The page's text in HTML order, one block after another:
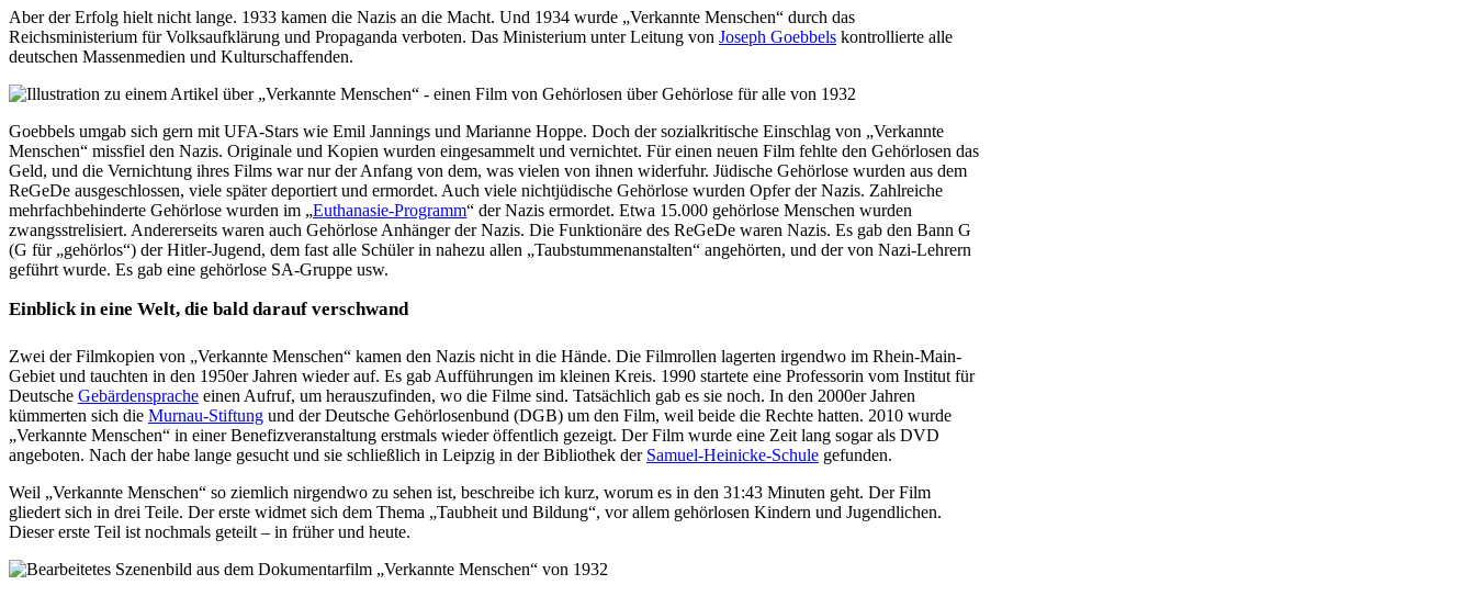
Aber der Erfolg hielt nicht lange. 1933 kamen die Nazis an die Macht. Und 1934 wurde „Verkannte Menschen“ durch das
Reichsministerium für Volksaufklärung und Propaganda verboten. Das Ministerium unter Leitung von Joseph Goebbels kontrollierte alle
deutschen Massenmedien und Kulturschaffenden.
Goebbels umgab sich gern mit UFA-Stars wie Emil Jannings und Marianne Hoppe. Doch der sozialkritische Einschlag von „Verkannte
Menschen“ missfiel den Nazis. Originale und Kopien wurden eingesammelt und vernichtet. Für einen neuen Film fehlte den Gehörlosen das
Geld, und die Vernichtung ihres Films war nur der Anfang von dem, was vielen von ihnen widerfuhr. Jüdische Gehörlose wurden aus dem
ReGeDe ausgeschlossen, viele später deportiert und ermordet. Auch viele nichtjüdische Gehörlose wurden Opfer der Nazis. Zahlreiche
mehrfachbehinderte Gehörlose wurden im „Euthanasie-Programm“ der Nazis ermordet. Etwa 15.000 gehörlose Menschen wurden
zwangsstrelisiert. Andererseits waren auch Gehörlose Anhänger der Nazis. Die Funktionäre des ReGeDe waren Nazis. Es gab den Bann G
(G für „gehörlos“) der Hitler-Jugend, dem fast alle Schüler in nahezu allen „Taubstummenanstalten“ angehörten, und der von Nazi-Lehrern
geführt wurde. Es gab eine gehörlose SA-Gruppe usw.
Einblick in eine Welt, die bald darauf verschwand
Zwei der Filmkopien von „Verkannte Menschen“ kamen den Nazis nicht in die Hände. Die Filmrollen lagerten irgendwo im Rhein-Main-
Gebiet und tauchten in den 1950er Jahren wieder auf. Es gab Aufführungen im kleinen Kreis. 1990 startete eine Professorin vom Institut für
Deutsche Gebärdensprache einen Aufruf, um herauszufinden, wo die Filme sind. Tatsächlich gab es sie noch. In den 2000er Jahren
kümmerten sich die Murnau-Stiftung und der Deutsche Gehörlosenbund (DGB) um den Film, weil beide die Rechte hatten. 2010 wurde
„Verkannte Menschen“ in einer Benefizveranstaltung erstmals wieder öffentlich gezeigt. Der Film wurde eine Zeit lang sogar als DVD
angeboten. Nach der habe lange gesucht und sie schließlich in Leipzig in der Bibliothek der Samuel-Heinicke-Schule gefunden.
Weil „Verkannte Menschen“ so ziemlich nirgendwo zu sehen ist, beschreibe ich kurz, worum es in den 31:43 Minuten geht. Der Film
gliedert sich in drei Teile. Der erste widmet sich dem Thema „Taubheit und Bildung“, vor allem gehörlosen Kindern und Jugendlichen.
Dieser erste Teil ist nochmals geteilt – in früher und heute.